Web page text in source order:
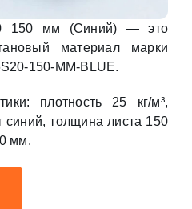
150 мм (Синий) — это
материал марки
150-MM-BLUE.
плотность 25 кг/м³,
синий, толщина листа 150
мм.